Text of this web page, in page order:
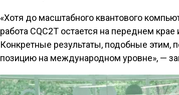
«Хотя до масштабного квантового
работа CQC2T остается на переднем крае
Конкретные результаты, подобные этим,
позицию на международном уровне», —